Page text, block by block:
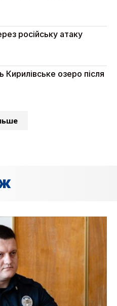
російську атаку
Кирилівське озеро після